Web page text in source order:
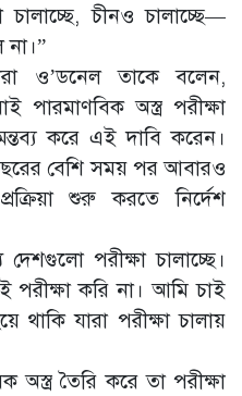
চালাচ্ছে, চীনও চালাচ্ছে—
না।”
ও’ডনেল তাকে বলেন,
পারমাণবিক অস্ত্র পরীক্ষা
করে এই দাবি করেন।
বেশি সময় পর আবারও
শুরু করতে নির্দেশ
দেশগুলো পরীক্ষা চালাচ্ছে।
পরীক্ষা করি না। আমি চাই
থাকি যারা পরীক্ষা চালায়
তৈরি করে তা পরীক্ষা